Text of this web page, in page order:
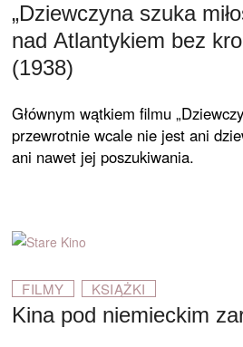
„Dziewczyna szuka
nad Atlantykiem bez
(1938)
Głównym wątkiem filmu
przewrotnie wcale nie jest ani
ani nawet jej poszukiwania.
FILMY KSIĄŻKI
Kina pod niemieckim